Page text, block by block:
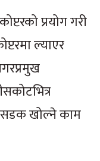
प्रयोग गरी
ल्याएर
सडक खोल्ने काम